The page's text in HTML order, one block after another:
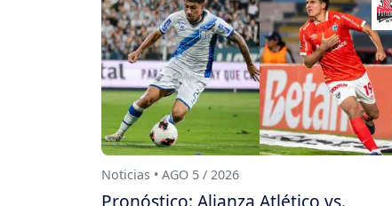
Noticias • AGO 5 / 2026
Pronóstico: Alianza Atlético vs.